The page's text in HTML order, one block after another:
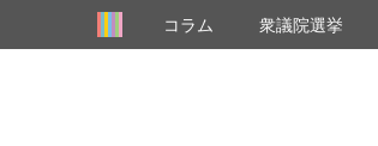
コラム 衆議院選挙